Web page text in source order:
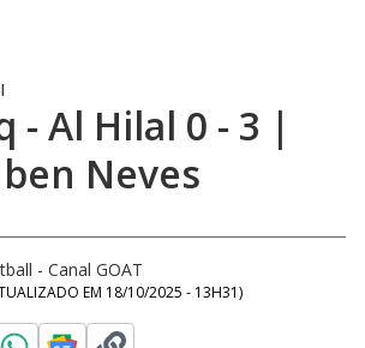
- Al Hilal 0 - 3 |
Neves
- Canal GOAT
EM 18/10/2025 - 13H31)